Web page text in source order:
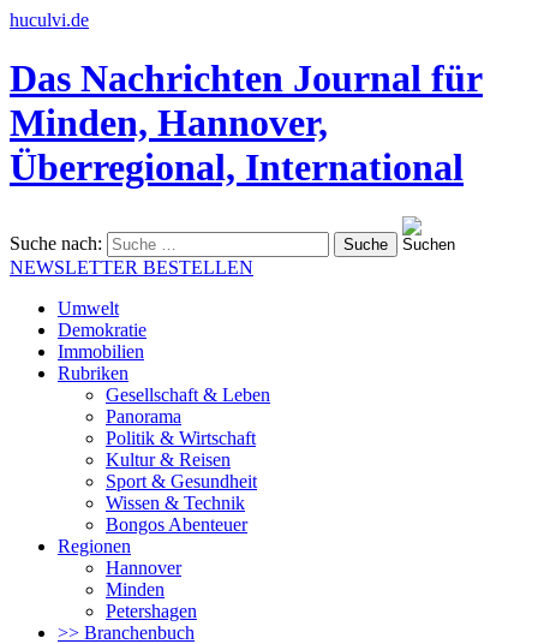
huculvi.de
Das Nachrichten Journal für
Minden, Hannover,
Überregional, International
Suche nach:
NEWSLETTER BESTELLEN
Umwelt
Demokratie
Immobilien
Rubriken
Gesellschaft & Leben
Panorama
Politik & Wirtschaft
Kultur & Reisen
Sport & Gesundheit
Wissen & Technik
Bongos Abenteuer
Regionen
Hannover
Minden
Petershagen
>> Branchenbuch